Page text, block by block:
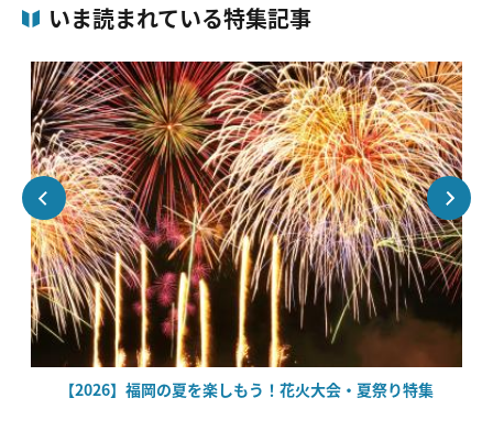
いま読まれている特集記事
【2026】福岡の夏を楽しもう！花火大会・夏祭り特集